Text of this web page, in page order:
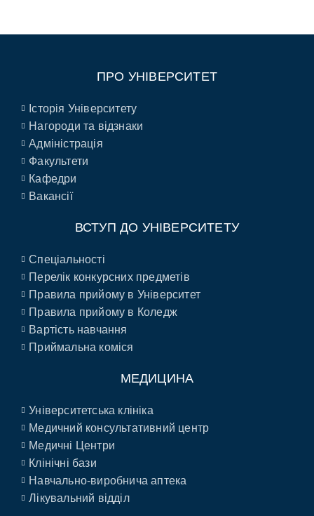
ПРО УНІВЕРСИТЕТ
Історія Університету
Нагороди та відзнаки
Адміністрація
Факультети
Кафедри
Вакансії
ВСТУП ДО УНІВЕРСИТЕТУ
Спеціальності
Перелік конкурсних предметів
Правила прийому в Університет
Правила прийому в Коледж
Вартість навчання
Приймальна коміся
МЕДИЦИНА
Університетська клініка
Медичний консультативний центр
Медичні Центри
Клінічні бази
Навчально-виробнича аптека
Лікувальний відділ